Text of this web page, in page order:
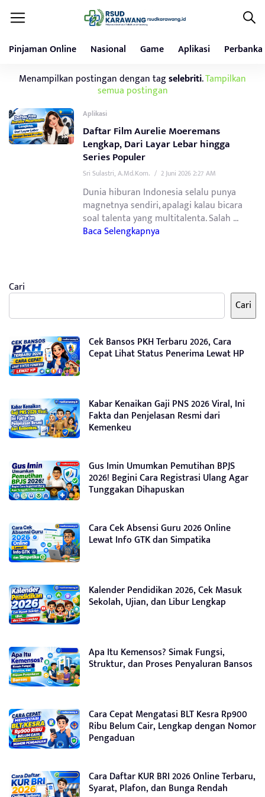
Pinjaman Online Nasional Game Aplikasi
Menampilkan postingan dengan tagselebriti.Tampilkan
semua postingan
Aplikasi
Daftar Film Aurelie Moeremans
Lengkap, Dari Layar Lebar hingga
Series Populer
Sri Sulastri, A.Md.Kom. / 2 Juni 2026 2:27 AM
Dunia hiburan Indonesia selalu punya
magnetnya sendiri, apalagi kalau bicara
soal talenta yang multitalenta. Salah ...
Baca Selengkapnya
Cari
Cari
Cek Bansos PKH Terbaru 2026, Cara
Cepat Lihat Status Penerima Lewat HP
Kabar Kenaikan Gaji PNS 2026 Viral, Ini
Fakta dan Penjelasan Resmi dari
Kemenkeu
Gus Imin Umumkan Pemutihan BPJS
2026! Begini Cara Registrasi Ulang Agar
Tunggakan Dihapuskan
Cara Cek Absensi Guru 2026 Online
Lewat Info GTK dan Simpatika
Kalender Pendidikan 2026, Cek Masuk
Sekolah, Ujian, dan Libur Lengkap
Apa Itu Kemensos? Simak Fungsi,
Struktur, dan Proses Penyaluran Bansos
Cara Cepat Mengatasi BLT Kesra Rp900
Ribu Belum Cair, Lengkap dengan Nomor
Pengaduan
Cara Daftar KUR BRI 2026 Online Terbaru,
Syarat, Plafon, dan Bunga Rendah